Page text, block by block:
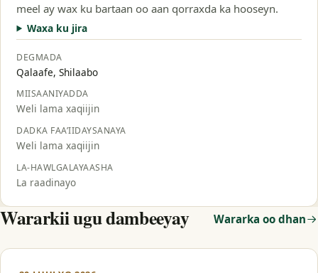
meel ay wax ku bartaan oo aan qorraxda ka hooseyn.
Waxa ku jira
DEGMADA
Qalaafe, Shilaabo
MIISAANIYADDA
Weli lama xaqiijin
DADKA FAA’IIDAYSANAYA
Weli lama xaqiijin
LA-HAWLGALAYAASHA
La raadinayo
Wararkii ugu dambeeyay Wararka oo dhan